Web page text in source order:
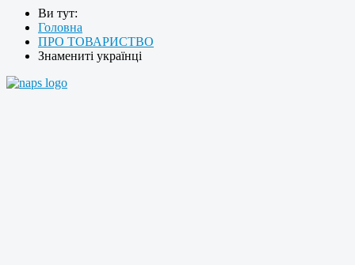
Ви тут:
Головна
ПРО ТОВАРИСТВО
Знамениті українці